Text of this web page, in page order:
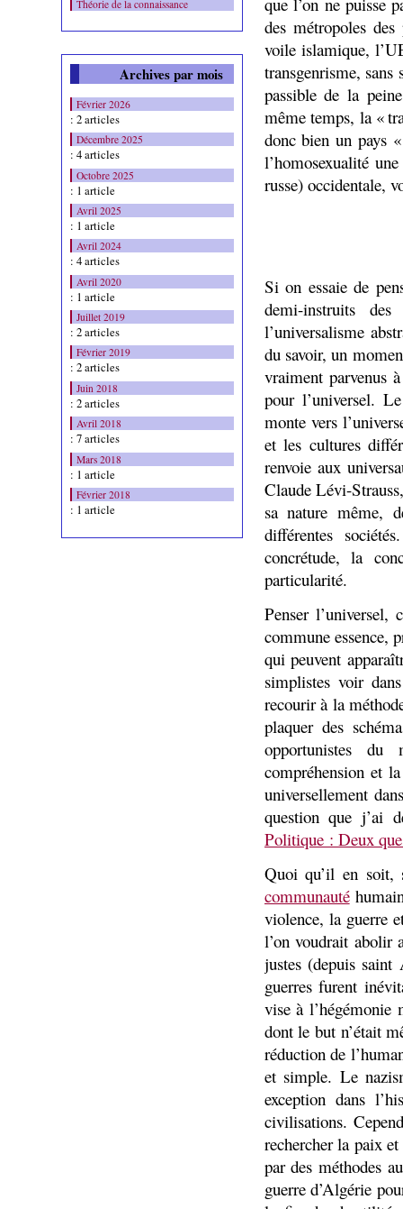
Théorie de la connaissance
Archives par mois
Février 2026
: 2 articles
Décembre 2025
: 4 articles
Octobre 2025
: 1 article
Avril 2025
: 1 article
Avril 2024
: 4 articles
Avril 2020
: 1 article
Juillet 2019
: 2 articles
Février 2019
: 2 articles
Juin 2018
: 2 articles
Avril 2018
: 7 articles
Mars 2018
: 1 article
Février 2018
: 1 article
des métropoles
voile islamique,
transgenrisme,
passible de la
même temps, la «
donc bien un pays
l’homosexualité
russe) occidentale,
Si on essaie de
demi-instruits
l’universalisme
du savoir, un
vraiment parvenus
pour l’universel.
monte vers
et les cultures
renvoie aux
Claude Lévi-
sa nature même,
différentes
concrétude, la
particularité.
Penser l’universel,
commune essence,
qui peuvent
simplistes voir
recourir à la
plaquer des
opportunistes
compréhension et
universellement
question que j’ai
Politique : Deux
Quoi qu’il en soit,
communauté
violence, la guerre
l’on voudrait abolir
justes (depuis
guerres furent
vise à
dont le but n’était
réduction de
et simple. Le
exception dans
civilisations.
rechercher la paix
par des méthodes
guerre d’Algérie